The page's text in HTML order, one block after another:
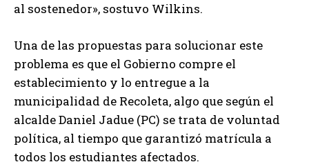
al sostenedor», sostuvo Wilkins.
Una de las propuestas para solucionar este
problema es que el Gobierno compre el
establecimiento y lo entregue a la
municipalidad de Recoleta, algo que según el
alcalde Daniel Jadue (PC) se trata de voluntad
política, al tiempo que garantizó matrícula a
todos los estudiantes afectados.